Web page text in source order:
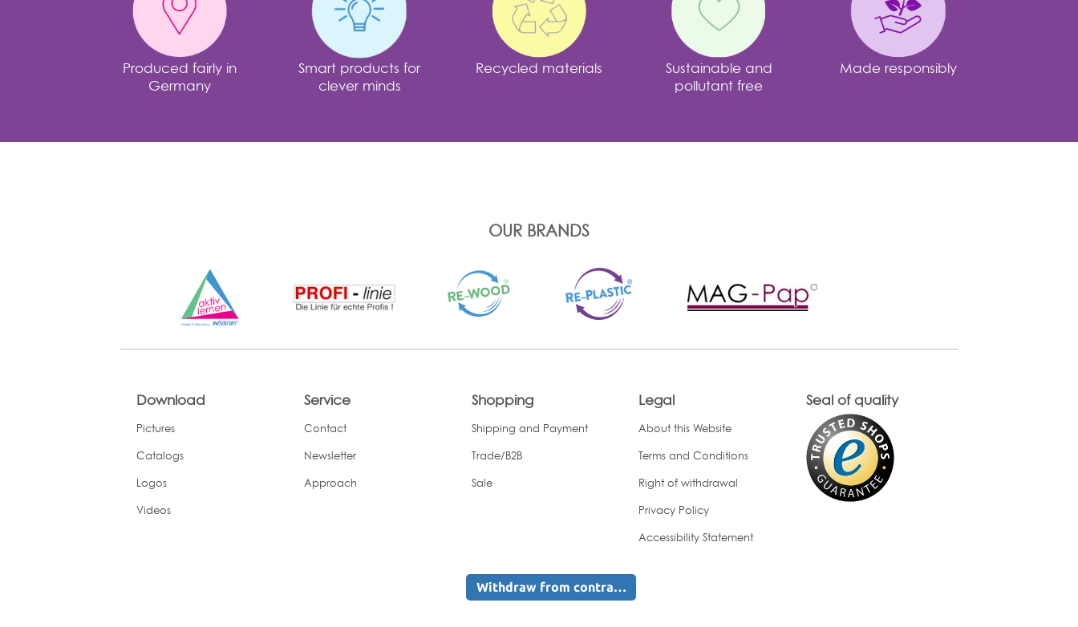
Produced fairly in
Germany
Smart products for
clever minds
Recycled materials
Sustainable and
pollutant free
Made responsibly
OUR BRANDS
Download
Pictures
Catalogs
Logos
Videos
Service
Contact
Newsletter
Approach
Shopping
Shipping and Payment
Trade/B2B
Sale
Legal
About this Website
Terms and Conditions
Right of withdrawal
Privacy Policy
Accessibility Statement
Seal of quality
Withdraw from contract here